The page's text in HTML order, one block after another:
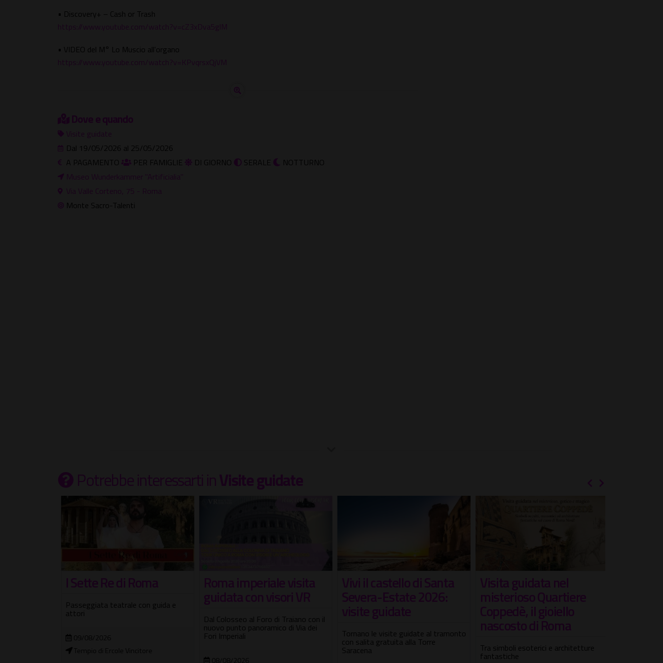
• Discovery+ – Cash or Trash
https://www.youtube.com/watch?v=cZ3xDva5glM
• VIDEO del M° Lo Muscio all'organo
https://www.youtube.com/watch?v=KPvqrsxQjVM
Dove e quando
Visite guidate
Dal 19/05/2026 al 25/05/2026
A PAGAMENTO
PER FAMIGLIE DI GIORNO SERALE
NOTTURNO
Museo Wunderkammer "Artificialia"
Via Valle Corteno, 75 - Roma
Monte Sacro-Talenti
Potrebbe interessartiinVisite guidate
I Sette Re di Roma
Passeggiata teatrale con guida e
attori
09/08/2026
Tempio di Ercole Vincitore
Roma imperiale visita
guidata con visori VR
Dal Colosseo al Foro di Traiano con il
nuovo punto panoramico di Via dei
Fori Imperiali
08/08/2026
Vivi il castello di Santa
Severa-Estate 2026:
visite guidate
Tornano le visite guidate al tramonto
con salita gratuita alla Torre
Saracena
Visita guidata nel
misterioso Quartiere
Coppedè, il gioiello
nascosto di Roma
Tra simboli esoterici e architetture
fantastiche